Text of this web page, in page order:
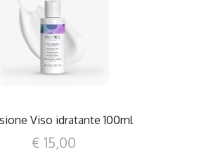
DETTAGLI
Viso idratante 100ml
€ 15,00